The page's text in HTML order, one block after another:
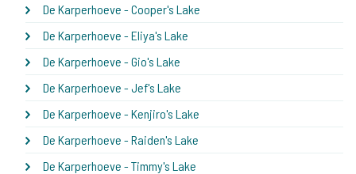
De Karperhoeve - Cooper's Lake
De Karperhoeve - Eliya's Lake
De Karperhoeve - Gio's Lake
De Karperhoeve - Jef's Lake
De Karperhoeve - Kenjiro's Lake
De Karperhoeve - Raiden's Lake
De Karperhoeve - Timmy's Lake